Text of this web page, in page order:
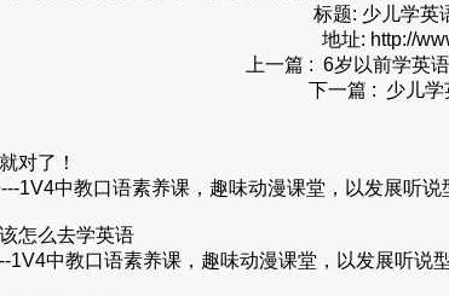
标题: 少儿学英
地址: http://
上一篇 : 6岁以前学英
下一篇 : 少儿学
对了！
1V4中教口语素养课，趣味动漫课堂，以发展听
怎么去学英语
1V4中教口语素养课，趣味动漫课堂，以发展听说